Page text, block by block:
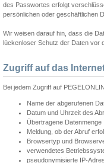
des Passwortes erfolgt
persönlichen oder geschäftlichen
Wir weisen darauf hin, dass die
lückenloser Schutz der Daten vor
Zugriff auf das
Bei jedem Zugriff auf
Name der abgerufenen
Datum und Uhrzeit des
Übertragene Datenmenge
Meldung, ob der Abruf
Browsertyp und
verwendetes
pseudonymisierte IP-